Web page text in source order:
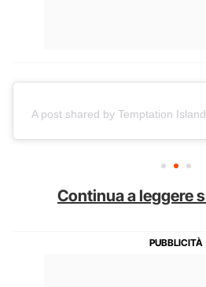
A post shared by Temptation
Continua a leggere